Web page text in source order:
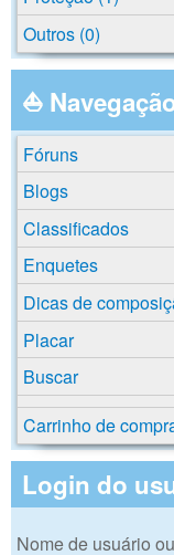
Outros (0)
⛵
Fóruns
Blogs
Classificados
Enquetes
Dicas de
Placar
Buscar
Carrinho de
Login do
Nome de usuário